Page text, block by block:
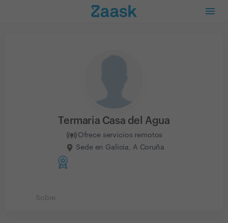
Termaria Casa del Agua
Ofrece servicios remotos
Sede en Galicia, A Coruña
Sobre